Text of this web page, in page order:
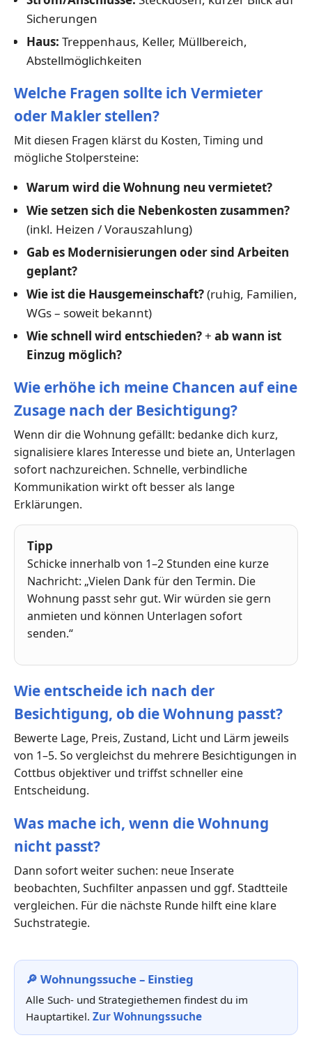
Sicherungen
Haus: Treppenhaus, Keller, Müllbereich,
Abstellmöglichkeiten
Welche Fragen sollte ich Vermieter
oder Makler stellen?
Mit diesen Fragen klärst du Kosten, Timing und
mögliche Stolpersteine:
Warum wird die Wohnung neu vermietet?
Wie setzen sich die Nebenkosten zusammen?
(inkl. Heizen / Vorauszahlung)
Gab es Modernisierungen oder sind Arbeiten
geplant?
Wie ist die Hausgemeinschaft?(ruhig, Familien,
WGs – soweit bekannt)
Wie schnell wird entschieden?+ ab wann ist
Einzug möglich?
Wie erhöhe ich meine Chancen auf eine
Zusage nach der Besichtigung?
Wenn dir die Wohnung gefällt: bedanke dich kurz,
signalisiere klares Interesse und biete an, Unterlagen
sofort nachzureichen. Schnelle, verbindliche
Kommunikation wirkt oft besser als lange
Erklärungen.
Tipp
Schicke innerhalb von 1–2 Stunden eine kurze
Nachricht: „Vielen Dank für den Termin. Die
Wohnung passt sehr gut. Wir würden sie gern
anmieten und können Unterlagen sofort
senden.“
Wie entscheide ich nach der
Besichtigung, ob die Wohnung passt?
Bewerte Lage, Preis, Zustand, Licht und Lärm jeweils
von 1–5. So vergleichst du mehrere Besichtigungen in
Cottbus objektiver und triffst schneller eine
Entscheidung.
Was mache ich, wenn die Wohnung
nicht passt?
Dann sofort weiter suchen: neue Inserate
beobachten, Suchfilter anpassen und ggf. Stadtteile
vergleichen. Für die nächste Runde hilft eine klare
Suchstrategie.
🔎 Wohnungssuche – Einstieg
Alle Such- und Strategiethemen findest du im
Hauptartikel. Zur Wohnungssuche